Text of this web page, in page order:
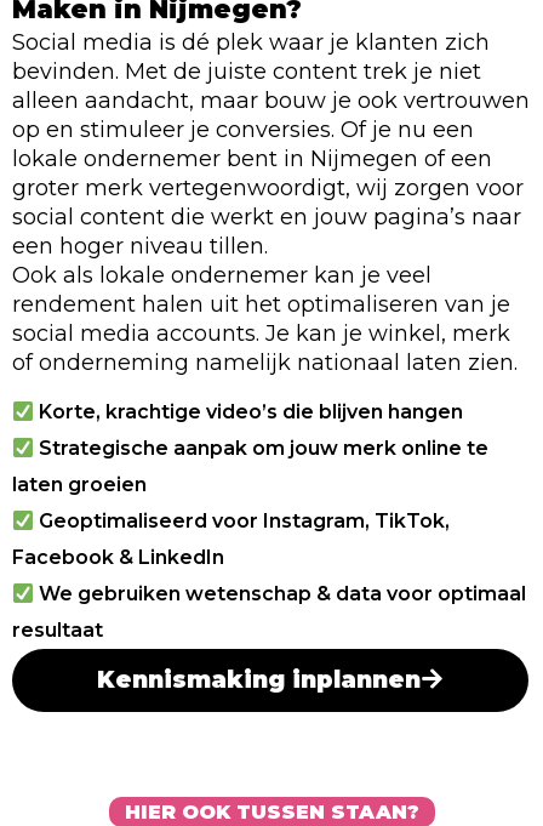
Maken in Nijmegen?
Social media is dé plek waar je klanten zich
bevinden. Met de juiste content trek je niet
alleen aandacht, maar bouw je ook vertrouwen
op en stimuleer je conversies. Of je nu een
lokale ondernemer bent in Nijmegen of een
groter merk vertegenwoordigt, wij zorgen voor
social content die werkt en jouw pagina’s naar
een hoger niveau tillen.
Ook als lokale ondernemer kan je veel
rendement halen uit het optimaliseren van je
social media accounts. Je kan je winkel, merk
of onderneming namelijk nationaal laten zien.
Korte, krachtige video’s die blijven hangen
Strategische aanpak om jouw merk online te
laten groeien
Geoptimaliseerd voor Instagram, TikTok,
Facebook & LinkedIn
We gebruiken wetenschap & data voor optimaal
resultaat
Kennismaking inplannen
HIER OOK TUSSEN STAAN?